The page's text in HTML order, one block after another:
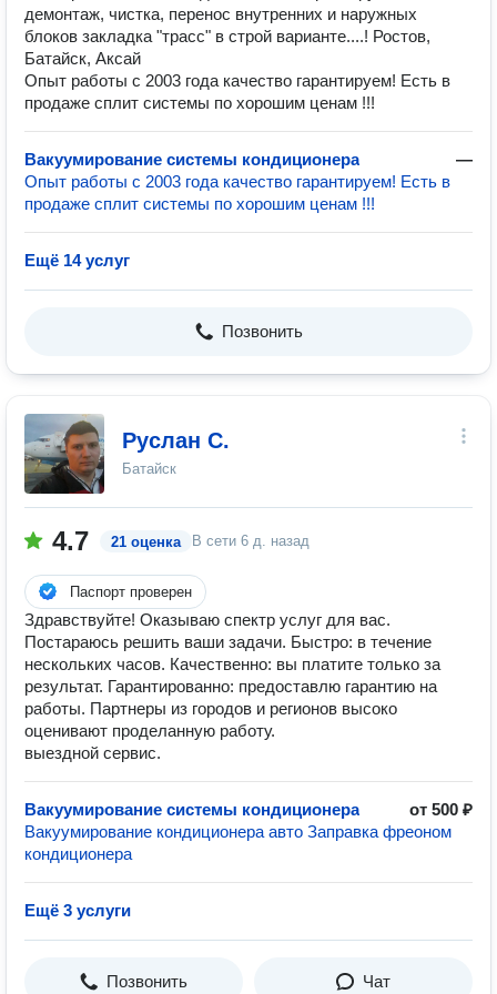
демонтаж, чистка, перенос внутренних и наружных
блоков закладка "трасс" в строй варианте....! Ростов,
Батайск, Аксай
Опыт работы с 2003 года качество гарантируем! Есть в
продаже сплит системы по хорошим ценам !!!
Вакуумирование системы кондиционера
—
Опыт работы с 2003 года качество гарантируем! Есть в
продаже сплит системы по хорошим ценам !!!
Ещё 14 услуг
Позвонить
Руслан С.
Батайск
4.7 21 оценка В сети 6 д. назад
Паспорт проверен
Здравствуйте! Оказываю спектр услуг для вас.
Постараюсь решить ваши задачи. Быстро: в течение
нескольких часов. Качественно: вы платите только за
результат. Гарантированно: предоставлю гарантию на
работы. Партнеры из городов и регионов высоко
оценивают проделанную работу.
выездной сервис.
Вакуумирование системы кондиционера
от 500 ₽
Вакуумирование кондиционера авто Заправка фреоном
кондиционера
Ещё 3 услуги
Позвонить Чат